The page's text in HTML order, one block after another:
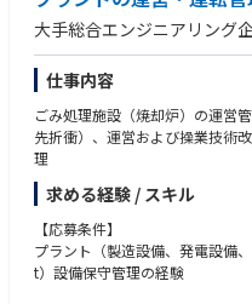
【オンボーディング】
・入社時に、ご希望と弊社の期
す。
・電力業界の知見を資料やメン
っています）
・OJT形式でフォローし、商談
・裁量や意思決定の責任やプレ
・社内外に対して、公平公正を
・未経験の事柄があっても、自
をもらうことで解決策を見つけら
・チームとしてより良い成果を
・フルリモートという環境の中
大手総合エンジニアリング
仕事内容
ごみ処理施設（焼却炉）の運営
先折衝）、運営および操業技術
理
求める経験 / スキル
【応募条件】
プラント（製造設備、発電設備
t）設備保守管理の経験